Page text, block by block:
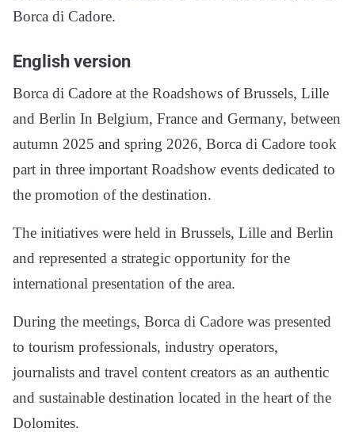
Borca di Cadore.
English version
Borca di Cadore at the Roadshows of Brussels, Lille
and Berlin In Belgium, France and Germany, between
autumn 2025 and spring 2026, Borca di Cadore took
part in three important Roadshow events dedicated to
the promotion of the destination.
The initiatives were held in Brussels, Lille and Berlin
and represented a strategic opportunity for the
international presentation of the area.
During the meetings, Borca di Cadore was presented
to tourism professionals, industry operators,
journalists and travel content creators as an authentic
and sustainable destination located in the heart of the
Dolomites.